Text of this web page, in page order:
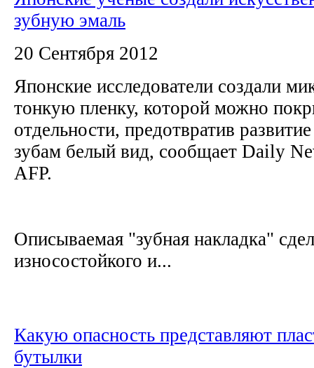
зубную эмаль
20 Сентября 2012
Японские исследователи создали
тонкую пленку, которой можно
отдельности, предотвратив
зубам белый вид, сообщает Daily
AFP.
Описываемая "зубная накладка"
износостойкого и...
Какую опасность представляют
бутылки